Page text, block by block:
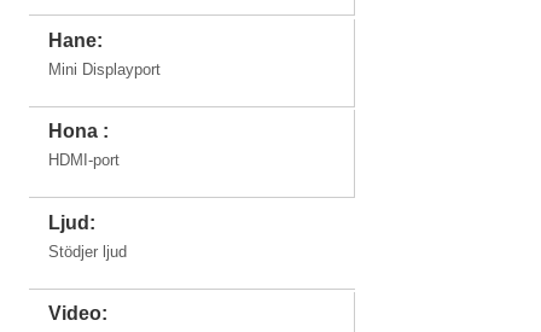
Hane:
Mini Displayport
Hona :
HDMI-port
Ljud:
Stödjer ljud
Video: